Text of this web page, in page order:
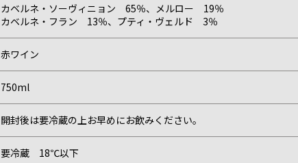
カベルネ・ソーヴィニョン 65％、メルロー 19％
カベルネ・フラン 13％、プティ・ヴェルド 3％
赤ワイン
750ml
開封後は要冷蔵の上お早めにお飲みください。
要冷蔵 18℃以下